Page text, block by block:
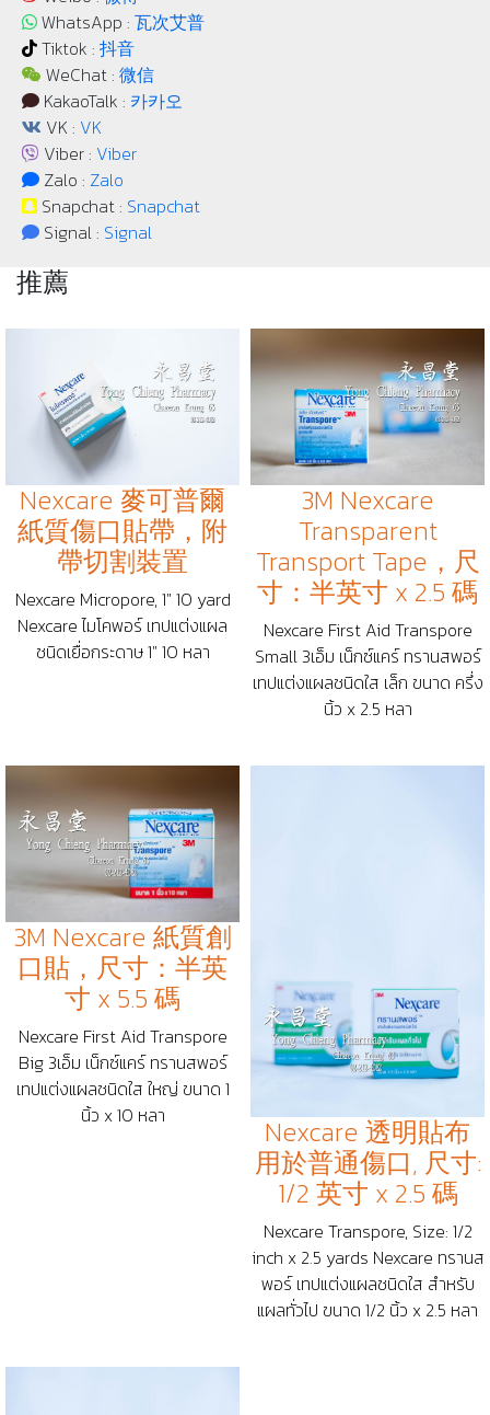
WhatsApp : 瓦次艾普
Tiktok : 抖音
WeChat : 微信
KakaoTalk : 카카오
VK : VK
Viber : Viber
Zalo : Zalo
Snapchat : Snapchat
Signal : Signal
推薦
Nexcare 麥可普爾
紙質傷口貼帶，附
帶切割裝置
Nexcare Micropore, 1" 10 yard
Nexcare ไมโคพอร์ เทปแต่งแผล
ชนิดเยื่อกระดาษ 1" 10 หลา
3M Nexcare
Transparent
Transport Tape，尺
寸：半英寸 x 2.5 碼
Nexcare First Aid Transpore
Small 3เอ็ม เน็กซ์แคร์ ทรานสพอร์
เทปแต่งแผลชนิดใส เล็ก ขนาด ครึ่ง
นิ้ว x 2.5 หลา
3M Nexcare 紙質創
口貼，尺寸：半英
寸 x 5.5 碼
Nexcare First Aid Transpore
Big 3เอ็ม เน็กซ์แคร์ ทรานสพอร์
เทปแต่งแผลชนิดใส ใหญ่ ขนาด 1
นิ้ว x 10 หลา
Nexcare 透明貼布
用於普通傷口, 尺寸:
1/2 英寸 x 2.5 碼
Nexcare Transpore, Size: 1/2
inch x 2.5 yards Nexcare ทรานส
พอร์ เทปแต่งแผลชนิดใส สำหรับ
แผลทั่วไป ขนาด 1/2 นิ้ว x 2.5 หลา